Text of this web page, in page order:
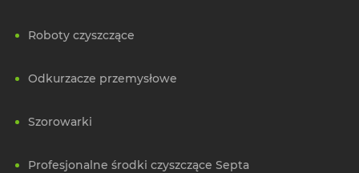
Roboty czyszczące
Odkurzacze przemysłowe
Szorowarki
Profesjonalne środki czyszczące Septa